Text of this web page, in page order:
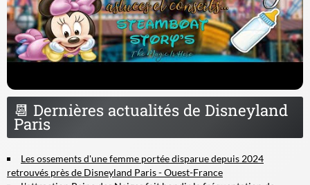
📆 Dernières actualités de Disneyland
Paris
Les ossements d'une femme portée disparue depuis 2024
retrouvés près de Disneyland Paris - Ouest-France